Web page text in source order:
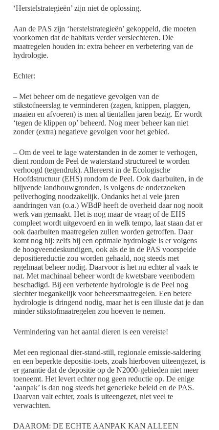
‘Herstelstrategieën’ zijn niet de oplossing.
Aan de PAS zijn ‘herstelstrategieën’ gekoppeld, die moeten
voorkomen dat de habitats verder verslechteren. Die
maatregelen houden in: extra beheer en verbetering van de
hydrologie.
Echter:
– Met beheer om de negatieve gevolgen van de
stikstofneerslag te verminderen (zagen, knippen, plaggen,
maaien en afvoeren) is men al tientallen jaren bezig. Er wordt
‘tegen de klippen op’ beheerd. Nog meer beheer kan niet
zonder (extra) negatieve gevolgen voor het gebied.
– Om de veel te lage waterstanden in de zomer te verhogen,
dient rondom de Peel de waterstand structureel te worden
verhoogd (tegendruk). Allereerst in de Ecologische
Hoofdstructuur (EHS) rondom de Peel. Ook daarbuiten, in de
blijvende landbouwgronden, is volgens de onderzoeken
peilverhoging noodzakelijk. Ondanks het al vele jaren
aandringen van (o.a.) WBdP heeft de overheid daar nog nooit
werk van gemaakt. Het is nog maar de vraag of de EHS
compleet wordt uitgevoerd en in welk tempo, laat staan dat er
ook daarbuiten maatregelen zullen worden getroffen. Daar
komt nog bij: zelfs bij een optimale hydrologie is er volgens
de hoogveendeskundigen, ook als de in de PAS voorspelde
depositiereductie zou worden gehaald, nog steeds met
regelmaat beheer nodig. Daarvoor is het nu echter al vaak te
nat. Met machinaal beheer wordt de kwetsbare veenbodem
beschadigd. Bij een verbeterde hydrologie is de Peel nog
slechter toegankelijk voor beheersmaatregelen. Een betere
hydrologie is dringend nodig, maar het is een illusie dat je dan
minder stikstofmaatregelen zou hoeven te nemen.
Vermindering van het aantal dieren is een vereiste!
Met een regionaal dier-stand-still, regionale emissie-saldering
en een beperkte depositie-toets, zoals hierboven uiteengezet, is
er garantie dat de depositie op de N2000-gebieden niet meer
toeneemt. Het levert echter nog geen reductie op. De enige
‘aanpak’ is dan nog steeds het generieke beleid en de PAS.
Daarvan valt echter, zoals is uiteengezet, niet veel te
verwachten.
DAAROM: DE ECHTE AANPAK KAN ALLEEN